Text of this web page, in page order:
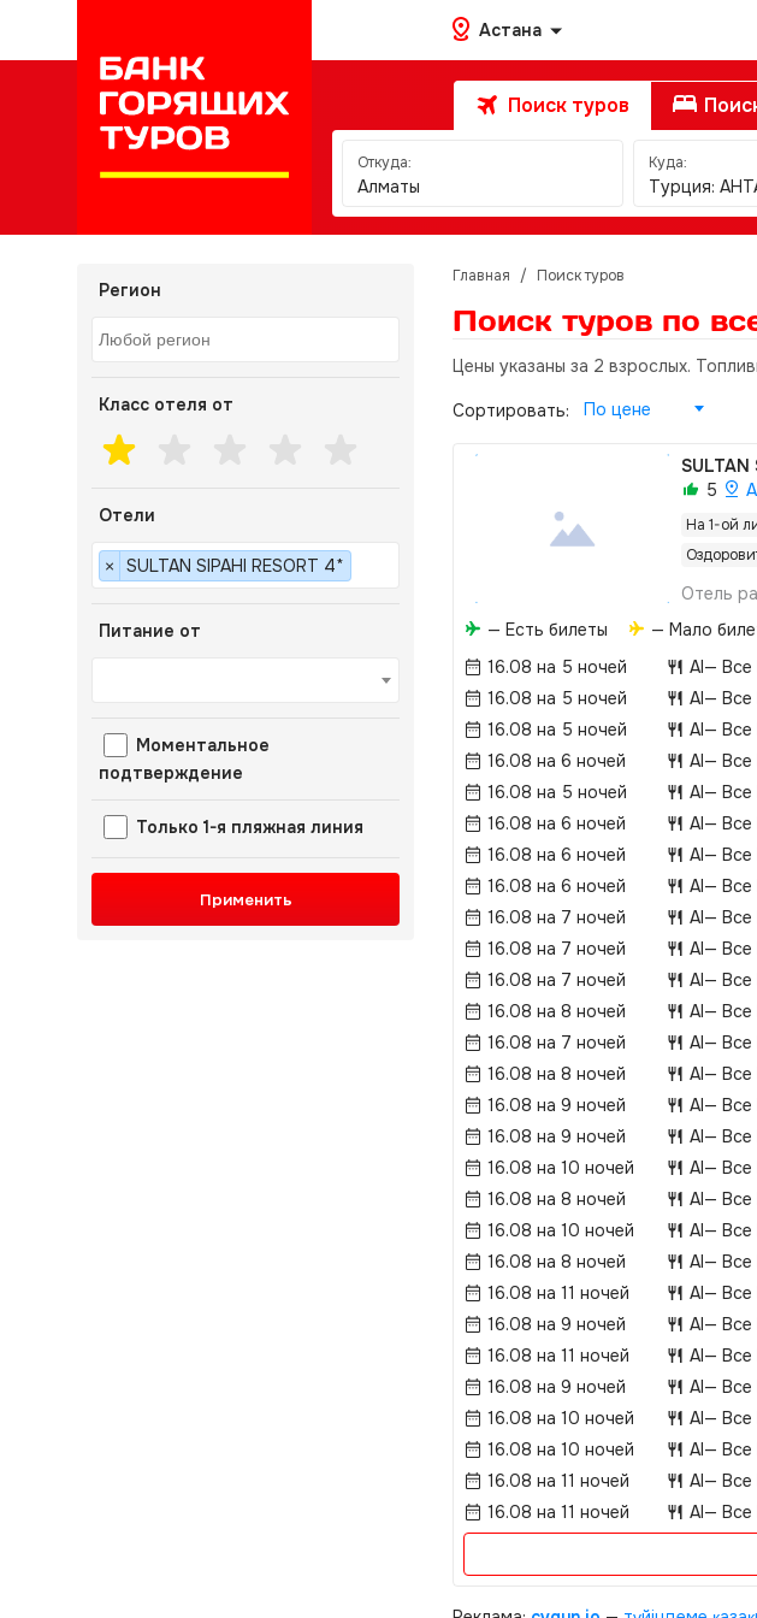
Астана
Поиск туров
Откуда:
Алматы
Куда:
Турция:
Регион
Класс отеля от
Отели
× SULTAN SIPAHI RESORT 4*
Питание от
Моментальное
подтверждение
Только 1-я пляжная линия
Применить
Главная / Поиск туров
Поиск туров по
Цены указаны за 2 взрослых.
Сортировать: По цене
SULTAN
5
На 1-ой
Отель
50 м от
— Есть билеты — Мало
16.08 на 5 ночей
AI— Все
16.08 на 5 ночей
AI— Все
16.08 на 5 ночей
AI— Все
16.08 на 6 ночей
AI— Все
16.08 на 5 ночей
AI— Все
16.08 на 6 ночей
AI— Все
16.08 на 6 ночей
AI— Все
16.08 на 6 ночей
AI— Все
16.08 на 7 ночей
AI— Все
16.08 на 7 ночей
AI— Все
16.08 на 7 ночей
AI— Все
16.08 на 8 ночей
AI— Все
16.08 на 7 ночей
AI— Все
16.08 на 8 ночей
AI— Все
16.08 на 9 ночей
AI— Все
16.08 на 9 ночей
AI— Все
16.08 на 10 ночей
AI— Все
16.08 на 8 ночей
AI— Все
16.08 на 10 ночей
AI— Все
16.08 на 8 ночей
AI— Все
16.08 на 11 ночей
AI— Все
16.08 на 9 ночей
AI— Все
16.08 на 11 ночей
AI— Все
16.08 на 9 ночей
AI— Все
16.08 на 10 ночей
AI— Все
16.08 на 10 ночей
AI— Все
16.08 на 11 ночей
AI— Все
16.08 на 11 ночей
AI— Все